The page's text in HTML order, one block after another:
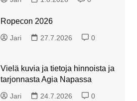
Ropecon 2026
Jari 27.7.2026 0
Vielä kuvia ja tietoja hinnoista ja
tarjonnasta Agia Napassa
Jari 24.7.2026 0